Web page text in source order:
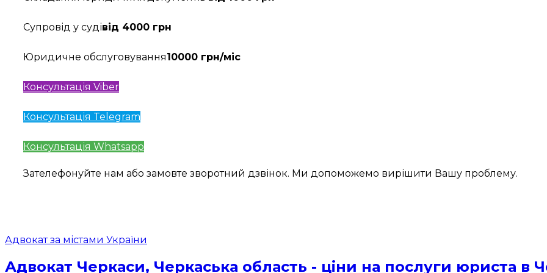
Супровід у судівід 4000 грн
Юридичне обслуговування10000 грн/міс
Консультація Viber
Консультація Telegram
Консультація Whatsapp
Зателефонуйте нам або замовте зворотний дзвінок. Ми допоможемо вирішити Вашу проблему.
Адвокат за містами України
Адвокат Черкаси, Черкаська область - ціни на послуги юриста в